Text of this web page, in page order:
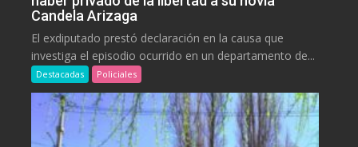
Candela Arizaga
El exdiputado prestó declaración en la causa que
investiga el episodio ocurrido en un departamento de...
Destacadas Policiales